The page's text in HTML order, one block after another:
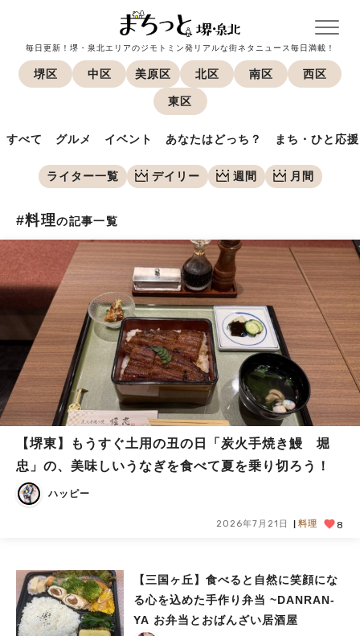
毎日更新！堺・泉北エリアのジモトミン発リアルな街ネタニュース毎日満載！
堺区 中区 美原区 北区 南区 西区
東区
すべて グルメ イベント あなたはどっち？ まち・ひと応援
ライター一覧 デイリー 週間 月間
#料理の記事一覧
【堺東】もうすぐ土用の丑の日「炭火手焼き鰻 堀
忠」の、美味しいうなぎを食べて夏を乗り切ろう！
ハッピー
2026年7月21日 料理 8
【三国ヶ丘】食べると自然に笑顔にな
る心を込めた手作り弁当 ~DANRAN-
YA お弁当とおばんざい居酒屋